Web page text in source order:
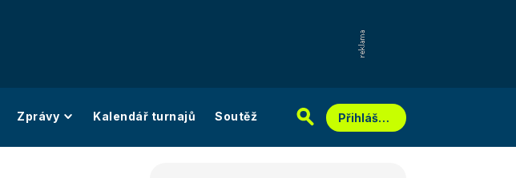
Zprávy Kalendář turnajů Soutěž Přihlášení